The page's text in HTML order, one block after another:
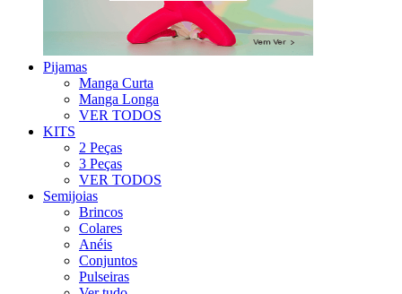
Pijamas
Manga Curta
Manga Longa
VER TODOS
KITS
2 Peças
3 Peças
VER TODOS
Semijoias
Brincos
Colares
Anéis
Conjuntos
Pulseiras